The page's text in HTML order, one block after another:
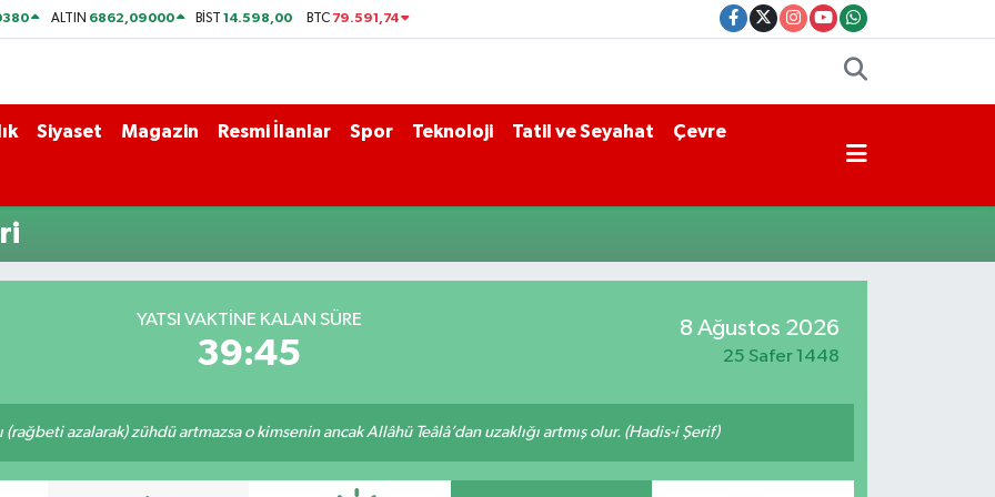
ALTIN 6862,09000 BİST14.598,00 BTC 79.591,74
Siyaset Magazin Resmi İlanlar Spor Teknoloji Tatil ve Seyahat Çevre
YATSI VAKTİNE KALAN SÜRE
39:45
8 Ağustos 2026
25 Safer 1448
azalarak) zühdü artmazsa o kimsenin ancak Allâhü Teâlâ’dan uzaklığı artmış olur. (Hadis-i Şerif)